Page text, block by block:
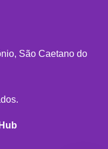
São Caetano do